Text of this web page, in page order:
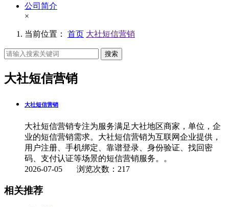
公司简介
×
当前位置： 首页 大社短信营销
搜索
大社短信营销
大社短信营销
大社短信营销专注为服务满足大社地区商家，单位，企
业的短信营销需求。大社短信营销为互联网企业提供，
用户注册、手机绑定、靠谱登录、身份验证、找回密
码、支付认证等场景的短信营销服务。。
2026-07-05 浏览次数：217
相关推荐